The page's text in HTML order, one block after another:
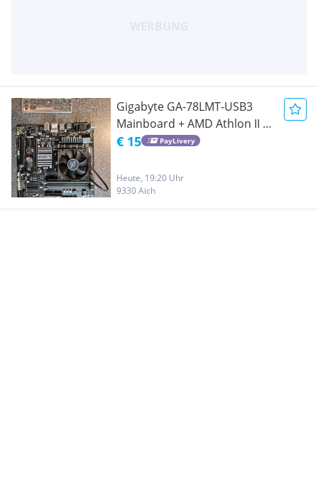
Gigabyte GA-78LMT-USB3
Mainboard + AMD Athlon II +
8 GB DDR3 RAM
€ 15 PayLivery
Heute, 19:20 Uhr
9330 Aich